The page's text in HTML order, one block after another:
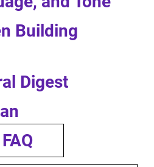
Building
Digest
FAQ